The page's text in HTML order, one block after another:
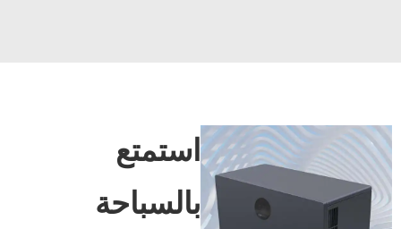
استمتع
بالسباحة